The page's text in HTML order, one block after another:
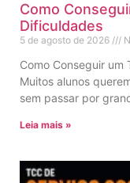
Como
Dificuldades
5 de agosto de 2026
Como Conseguir um
Muitos alunos
sem passar por
Leia mais »